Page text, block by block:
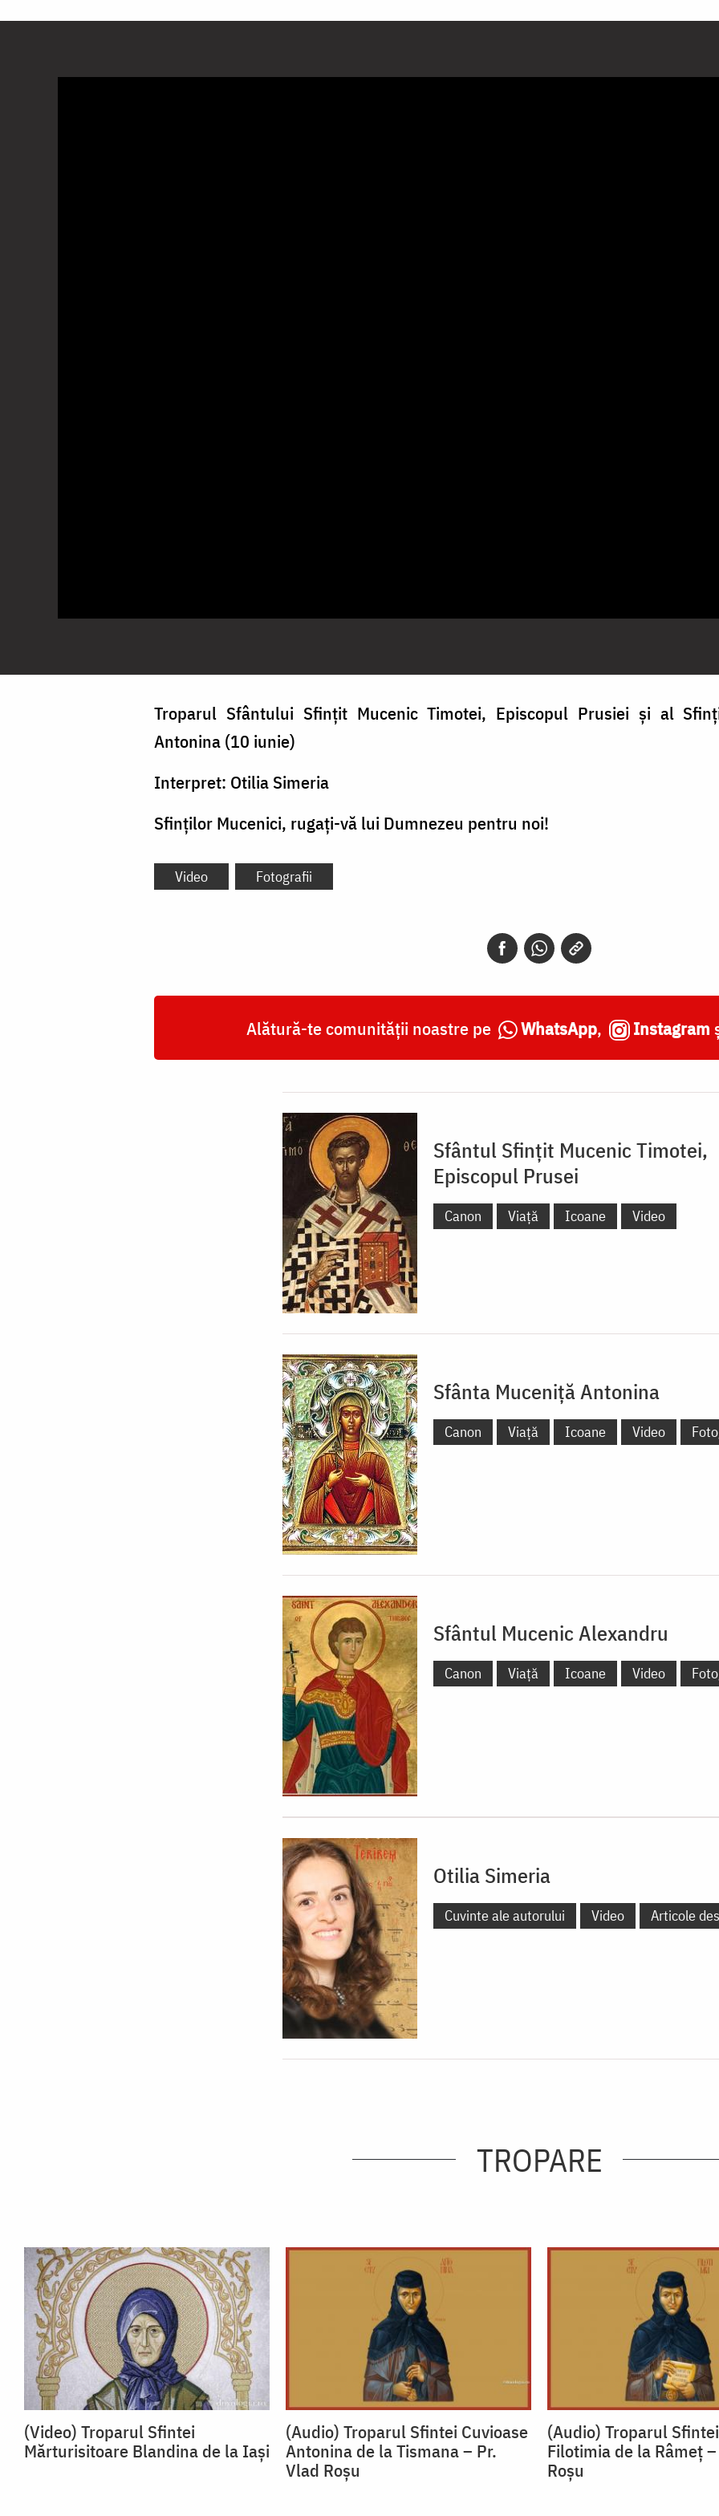
Troparul Sfântului Sfințit Mucenic Timotei, Episcopul Prusiei și al
Antonina (10 iunie)
Interpret: Otilia Simeria
Sfinților Mucenici, rugați-vă lui Dumnezeu pentru noi!
Video Fotografii
Alătură-te comunității noastre pe WhatsApp, Instagram
Sfântul Sfințit Mucenic Timotei,
Episcopul Prusei
Canon Viață Icoane Video
Sfânta Muceniță Antonina
Canon Viață Icoane Video
Sfântul Mucenic Alexandru
Canon Viață Icoane Video
Otilia Simeria
Cuvinte ale autorului Video Articole
TROPARE
(Video) Troparul Sfintei
Mărturisitoare Blandina de la Iași
(Audio) Troparul Sfintei Cuvioase
Antonina de la Tismana – Pr.
Vlad Roșu
(Audio) Troparul
Filotimia de la Râmeț
Roșu